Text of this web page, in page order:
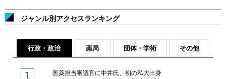
ジャンル別アクセスランキング
行政・政治 薬局 団体・学術 その他
医薬担当審議官に中井氏、初の私大出身